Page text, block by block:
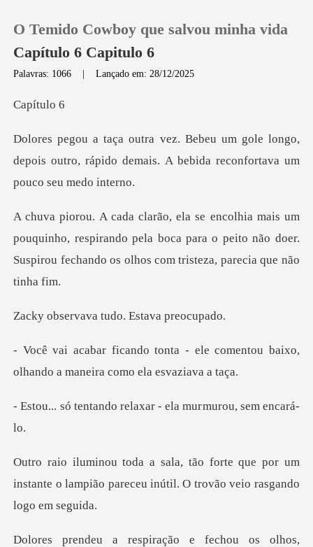
Loja
Histórico
Sair
Baixar App
O Temido Cowboy que salvou minha vida
Capítulo 6 Capitulo 6
Palavras: 1066 |Lançado em: 28/12/2025
ítu
le longo,
depois outro, rápido demais. A be
uinho, respirando pela boca para o peito não doer.
Suspirou
va tudo. Esta
- ele comentou baixo,
olhando a
do relaxar - ela mur
que por um
instante o lampião pareceu inú
e fechou os olhos,